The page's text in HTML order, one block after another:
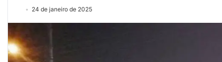
24 de janeiro de 2025